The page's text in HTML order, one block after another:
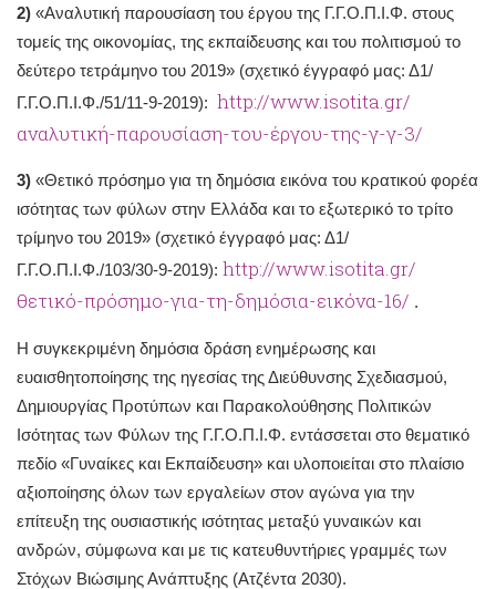
2) «Αναλυτική παρουσίαση του έργου της Γ.Γ.Ο.Π.Ι.Φ. στους
τομείς της οικονομίας, της εκπαίδευσης και του πολιτισμού το
δεύτερο τετράμηνο του 2019» (σχετικό έγγραφό μας: Δ1/
Γ.Γ.Ο.Π.Ι.Φ./51/11-9-2019): http://www.isotita.gr/
αναλυτική-παρουσίαση-του-έργου-της-γ-γ-3/
3) «Θετικό πρόσημο για τη δημόσια εικόνα του κρατικού φορέα
ισότητας των φύλων στην Ελλάδα και το εξωτερικό το τρίτο
τρίμηνο του 2019» (σχετικό έγγραφό μας: Δ1/
Γ.Γ.Ο.Π.Ι.Φ./103/30-9-2019): http://www.isotita.gr/
θετικό-πρόσημο-για-τη-δημόσια-εικόνα-16/ .
Η συγκεκριμένη δημόσια δράση ενημέρωσης και
ευαισθητοποίησης της ηγεσίας της Διεύθυνσης Σχεδιασμού,
Δημιουργίας Προτύπων και Παρακολούθησης Πολιτικών
Ισότητας των Φύλων της Γ.Γ.Ο.Π.Ι.Φ. εντάσσεται στο θεματικό
πεδίο «Γυναίκες και Εκπαίδευση» και υλοποιείται στο πλαίσιο
αξιοποίησης όλων των εργαλείων στον αγώνα για την
επίτευξη της ουσιαστικής ισότητας μεταξύ γυναικών και
ανδρών, σύμφωνα και με τις κατευθυντήριες γραμμές των
Στόχων Βιώσιμης Ανάπτυξης (Ατζέντα 2030).